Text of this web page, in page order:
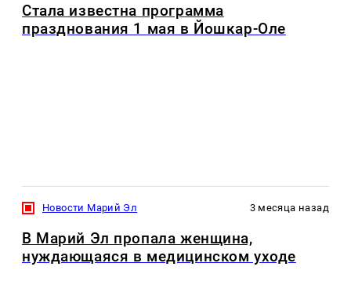
Стала известна программа
празднования 1 мая в Йошкар-Оле
Новости Марий Эл 3 месяца назад
В Марий Эл пропала женщина,
нуждающаяся в медицинском уходе